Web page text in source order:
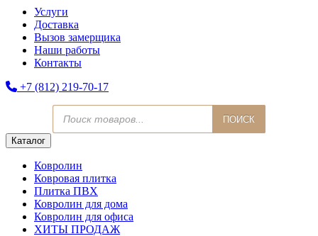
Услуги
Доставка
Вызов замерщика
Наши работы
Контакты
+7 (812) 219-70-17
Поиск
товаров
ПОИСК
Каталог
Ковролин
Ковровая плитка
Плитка ПВХ
Ковролин для дома
Ковролин для офиса
ХИТЫ ПРОДАЖ